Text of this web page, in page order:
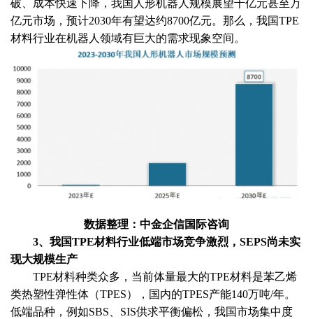
破、成本快速下降，我国人形机器人规模展望千亿元甚至万
亿元市场，预计2030年有望达约8700亿元。那么，我国TPE
材料行业在机器人领域有巨大的需求现象空间。
数据整理：中金企信国际咨询
3、我国TPE材料行业低端市场竞争激烈，SEPS尚未实
现大规模生产
TPE材料种类众多，当前体量最大的TPE材料是苯乙烯
类热塑性弹性体（TPES），国内的TPES产能140万吨/年。
低端品种，例如SBS、SIS供求平衡偏松，我国市场集中度